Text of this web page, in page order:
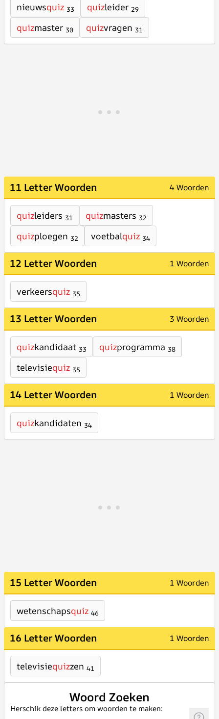
nieuwsquiz 33 quizleider 29
quizmaster 30 quizvragen 31
11 Letter Woorden 4 Woorden
quizleiders 31 quizmasters 32
quizploegen 32 voetbalquiz 34
12 Letter Woorden 1 Woorden
verkeersquiz 35
13 Letter Woorden 3 Woorden
quizkandidaat 33 quizprogramma 38
televisiequiz 35
14 Letter Woorden 1 Woorden
quizkandidaten 34
15 Letter Woorden 1 Woorden
wetenschapsquiz 46
16 Letter Woorden 1 Woorden
televisiequizzen 41
Woord Zoeken
Herschik deze letters om woorden te maken: